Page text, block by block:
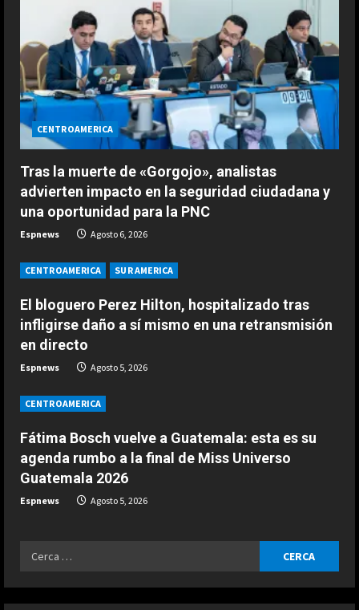
a
d
i
n
g
CENTROAMERICA
Tras la muerte de «Gorgojo», analistas
advierten impacto en la seguridad ciudadana y
una oportunidad para la PNC
Espnews Agosto 6, 2026
CENTROAMERICA SUR AMERICA
El bloguero Perez Hilton, hospitalizado tras
infligirse daño a sí mismo en una retransmisión
en directo
Espnews Agosto 5, 2026
CENTROAMERICA
Fátima Bosch vuelve a Guatemala: esta es su
agenda rumbo a la final de Miss Universo
Guatemala 2026
Espnews Agosto 5, 2026
Ricerca
2
ESPAÑA
La FIFA mantiene a Infantino como
presidente aunque admite errores
en su propuesta de privatizar el
Mundial
Agosto 6, 2026
3
El momento en el que el exjefe de
era un piloto como los demás: “Un
niño que hace esos comentarios…”
Infantino pasa por encima de
ESPAÑA
Ramoncín, sobre que Infantino haya,
supuestamente, prometido la final